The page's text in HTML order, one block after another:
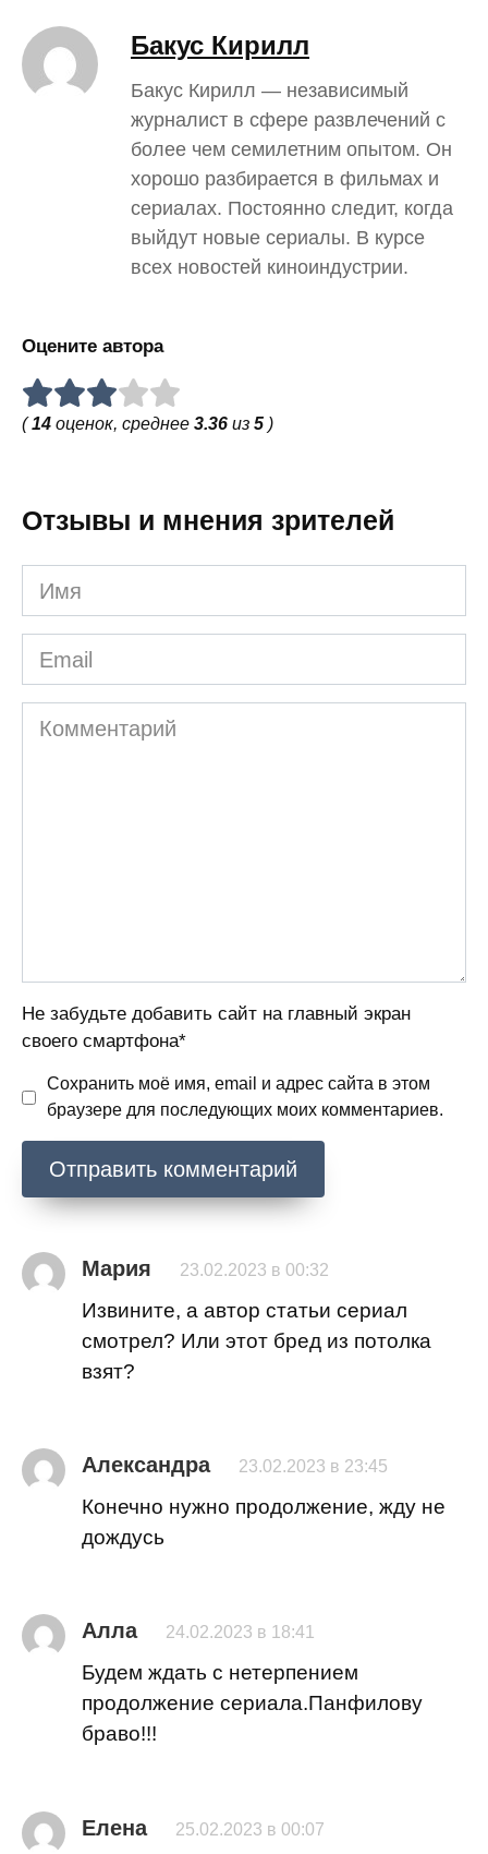
Бакус Кирилл
Бакус Кирилл — независимый
журналист в сфере развлечений с
более чем семилетним опытом. Он
хорошо разбирается в фильмах и
сериалах. Постоянно следит, когда
выйдут новые сериалы. В курсе
всех новостей киноиндустрии.
Оцените автора
(14 оценок, среднее 3.36 из 5 )
Отзывы и мнения зрителей
Имя
Email
Комментарий
Не забудьте добавить сайт на главный экран
своего смартфона*
Сохранить моё имя, email и адрес сайта в этом
браузере для последующих моих комментариев.
Мария 23.02.2023 в 00:32
Извините, а автор статьи сериал
смотрел? Или этот бред из потолка
взят?
Александра 23.02.2023 в 23:45
Конечно нужно продолжение, жду не
дождусь
Алла 24.02.2023 в 18:41
Будем ждать с нетерпением
продолжение сериала.Панфилову
браво!!!
Елена 25.02.2023 в 00:07